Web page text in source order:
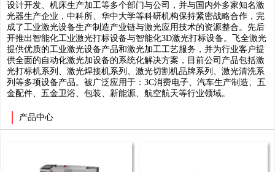
设计开发、机床生产加工等多个部门与公司，并与国内外多家知名激
光器生产企业，中科所、华中大学等科研机构保持紧密战略合作，完
成了工业激光设备生产制造产业链与激光应用技术的资源整合。先后
开推出智能化工业激光打标设备与智能化3D激光打标设备。飞全激光
提供优质的工业激光设备产品和激光加工工艺服务，并为行业客户提
供全面的自动化激光加设备的系统化解决方案，目前公司产品包括激
光打标机系列、激光焊接机系列、激光切割机品牌系列、激光清洗系
列等多项设备产品。被广泛应用于：3C消费电子、汽车生产制造、五
金配件、五金卫浴、包装、新能源、航空航天等行业领域。
产品中心